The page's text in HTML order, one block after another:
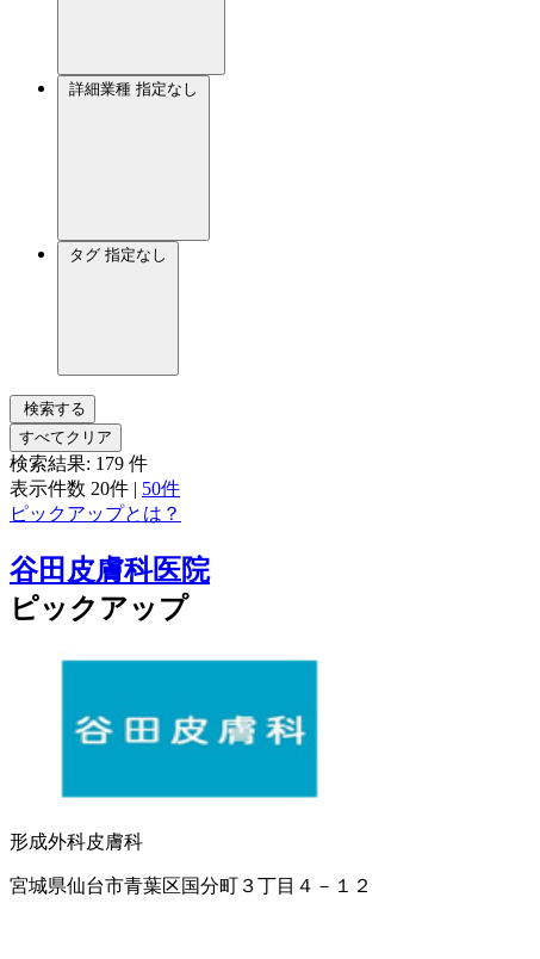
詳細業種 指定なし
タグ 指定なし
検索する
すべてクリア
検索結果: 179 件
表示件数 20件 | 50件
ピックアップとは？
谷田皮膚科医院
ピックアップ
形成外科皮膚科
宮城県仙台市青葉区国分町３丁目４－１２